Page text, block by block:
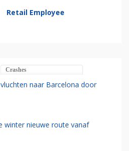
Retail Employee
Crashes
naar Barcelona door
winter nieuwe route vanaf